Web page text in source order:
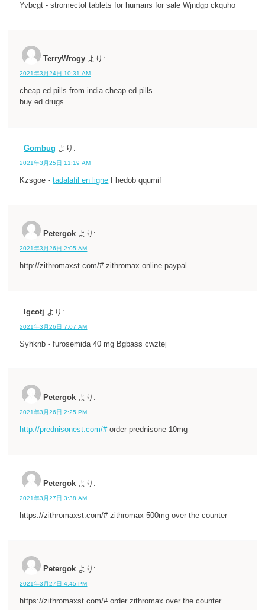
Yvbcgt - stromectol tablets for humans for sale Wjndgp ckquho
TerryWrogy より:
2021年3月24日 10:31 AM
cheap ed pills from india cheap ed pills
buy ed drugs
Gombug より:
2021年3月25日 11:19 AM
Kzsgoe -tadalafil en ligne Fhedob qqumif
Petergok より:
2021年3月26日 2:05 AM
http://zithromaxst.com/# zithromax online paypal
Igcotj より:
2021年3月26日 7:07 AM
Syhknb - furosemida 40 mg Bgbass cwztej
Petergok より:
2021年3月26日 2:25 PM
http://prednisonest.com/#order prednisone 10mg
Petergok より:
2021年3月27日 3:38 AM
https://zithromaxst.com/# zithromax 500mg over the counter
Petergok より:
2021年3月27日 4:45 PM
https://zithromaxst.com/# order zithromax over the counter